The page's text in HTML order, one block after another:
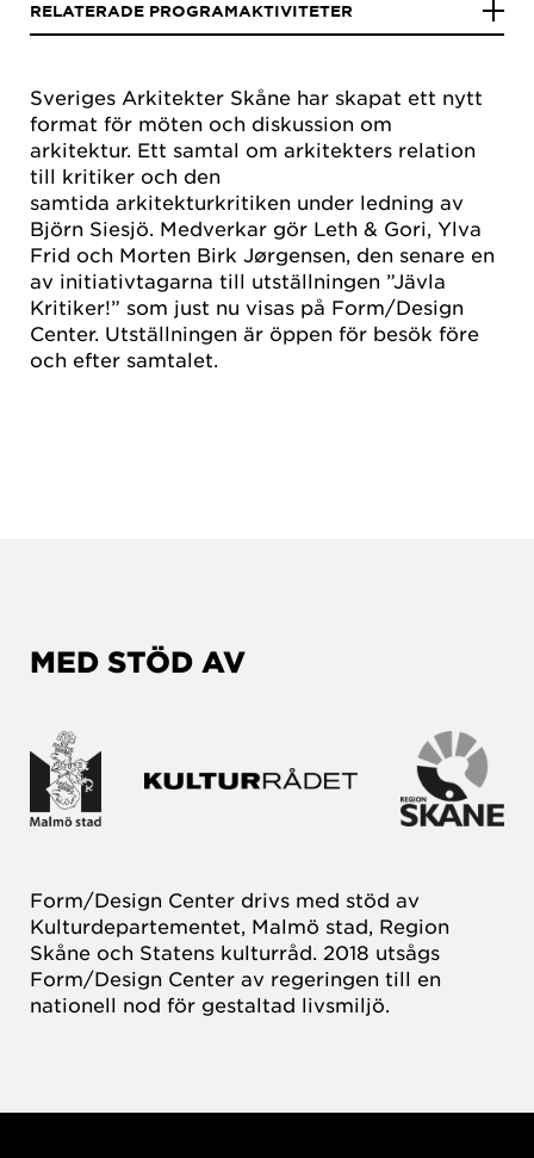
Sveriges Arkitekter Skåne har skapat ett nytt
format för möten och diskussion om
arkitektur. Ett samtal om arkitekters relation
till kritiker och den
samtida arkitekturkritiken under ledning av
Björn Siesjö. Medverkar gör Leth & Gori, Ylva
Frid och Morten Birk Jørgensen, den senare en
av initiativtagarna till utställningen ”Jävla
Kritiker!” som just nu visas på Form/Design
Center. Utställningen är öppen för besök före
och efter samtalet.
RELATERADE PROGRAMAKTIVITETER
MED STÖD AV
Form/Design Center drivs med stöd av
Kulturdepartementet, Malmö stad, Region
Skåne och Statens kulturråd. 2018 utsågs
Form/Design Center av regeringen till en
nationell nod för gestaltad livsmiljö.